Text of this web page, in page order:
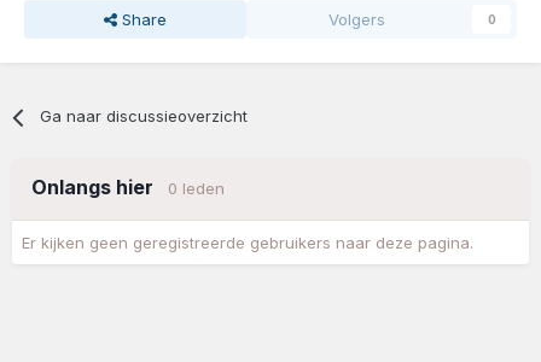
Share Volgers 0
Ga naar discussieoverzicht
Onlangs hier 0 leden
Er kijken geen geregistreerde gebruikers naar deze pagina.